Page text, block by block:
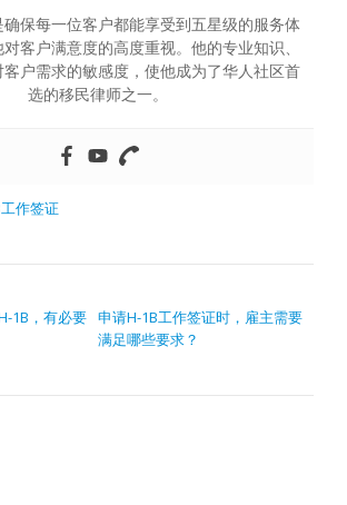
保每一位客户都能享受到五星级的服务体
客户满意度的高度重视。他的专业知识、
户需求的敏感度，使他成为了华人社区首
选的移民律师之一。
作签证
1B，有必要 申请H-1B工作签证时，雇主需要
满足哪些要求？